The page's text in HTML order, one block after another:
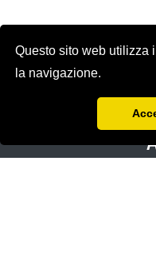
Questo sito web utilizza
la navigazione.
Rivista storica